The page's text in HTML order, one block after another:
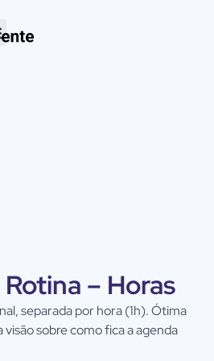
– Horas
separada por hora (1h). Ótima
sobre como fica a agenda